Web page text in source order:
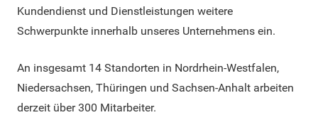
Kundendienst und Dienstleistungen weitere
Schwerpunkte innerhalb unseres Unternehmens ein.
An insgesamt 14 Standorten in Nordrhein-Westfalen,
Niedersachsen, Thüringen und Sachsen-Anhalt arbeiten
derzeit über 300 Mitarbeiter.